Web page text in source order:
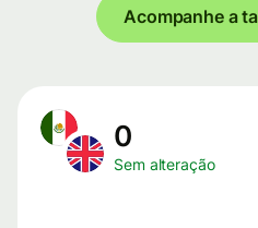
Acompanhe a
0
Sem alteração